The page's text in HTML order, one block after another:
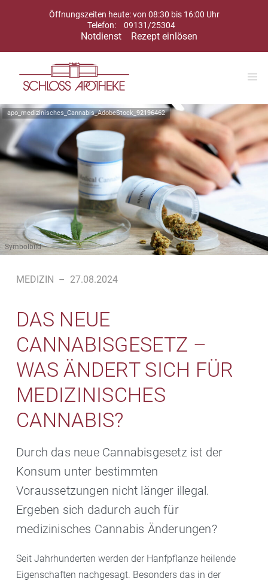
Öffnungszeiten heute: von 08:30 bis 16:00 Uhr
Telefon:
09131/25304
Notdienst Rezept einlösen
apo_medizinisches_Cannabis_AdobeStock_92196462
Symbolbild
MEDIZIN – 27.08.2024
DAS NEUE
CANNABISGESETZ –
WAS ÄNDERT SICH FÜR
MEDIZINISCHES
CANNABIS?
Durch das neue Cannabisgesetz ist der
Konsum unter bestimmten
Voraussetzungen nicht länger illegal.
Ergeben sich dadurch auch für
medizinisches Cannabis Änderungen?
Seit Jahrhunderten werden der Hanfpflanze heilende
Eigenschaften nachgesagt. Besonders das in der